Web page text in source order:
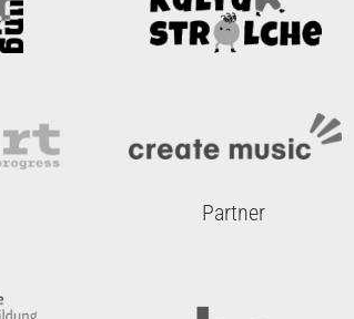
Partner